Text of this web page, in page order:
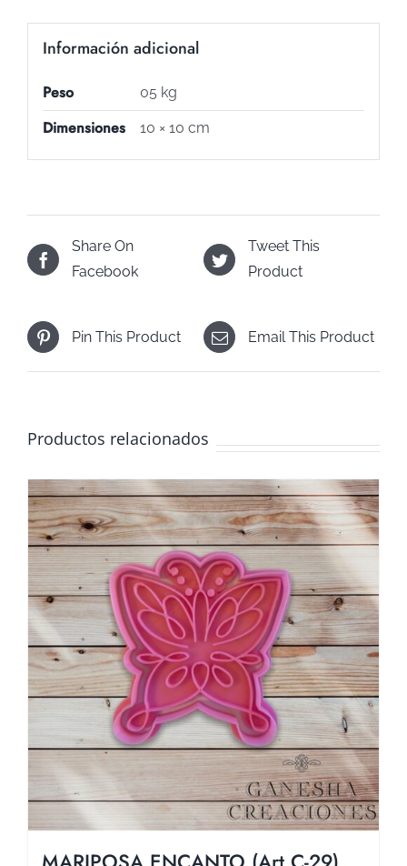
Información adicional
Peso 05 kg
Dimensiones 10 × 10 cm
Share On
Facebook
Tweet This
Product
Pin This Product Email This Product
Productos relacionados